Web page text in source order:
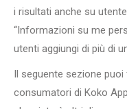
i risultati anche su
“Informazioni su me
utenti aggiungi di più di
Il seguente sezione
consumatori di Koko